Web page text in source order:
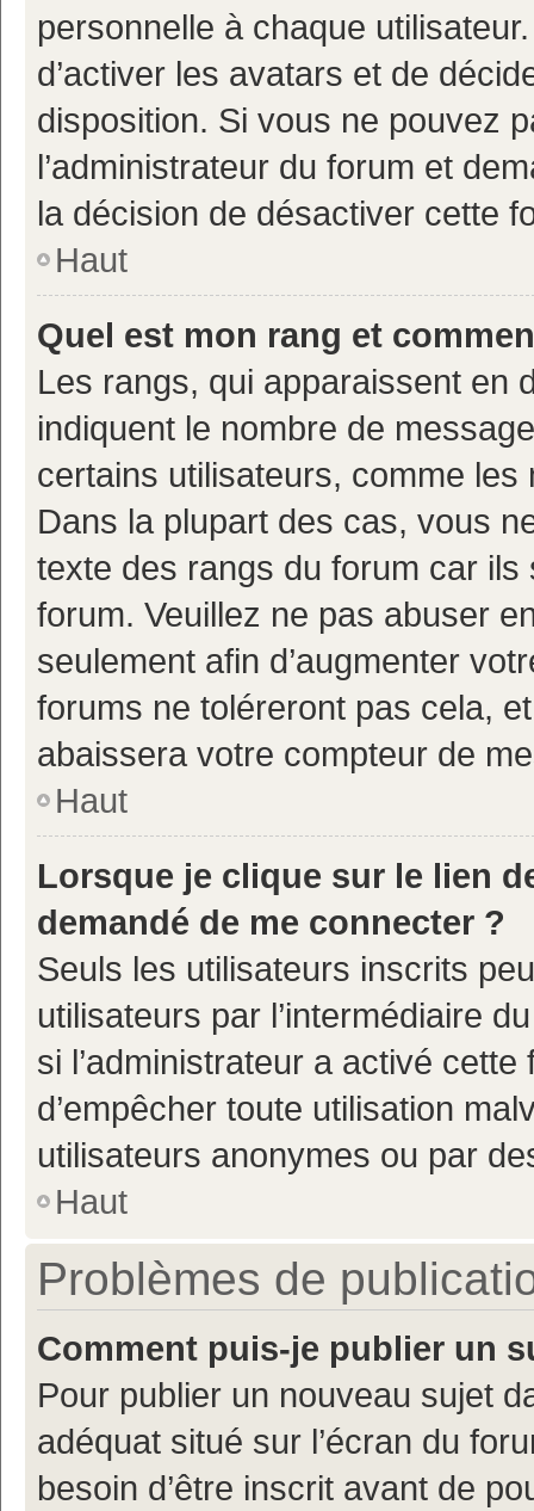
personnelle à chaque
d’activer les avatars et de
disposition. Si vous ne pouvez
l’administrateur du forum et
la décision de désactiver cette
Haut
Quel est mon rang et
Les rangs, qui apparaissent en
indiquent le nombre de
certains utilisateurs, comme
Dans la plupart des cas, vous
texte des rangs du forum car ils
forum. Veuillez ne pas abuser
seulement afin d’augmenter
forums ne toléreront pas cela,
abaissera votre compteur de
Haut
Lorsque je clique sur le lien
demandé de me connecter ?
Seuls les utilisateurs inscrits
utilisateurs par l’intermédiaire
si l’administrateur a activé
d’empêcher toute utilisation
utilisateurs anonymes ou par
Haut
Problèmes de
Comment puis-je publier un
Pour publier un nouveau sujet
adéquat situé sur l’écran du
besoin d’être inscrit avant de